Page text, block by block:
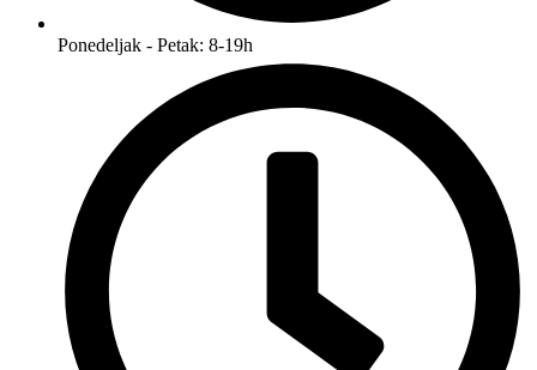
Ponedeljak - Petak: 8-19h